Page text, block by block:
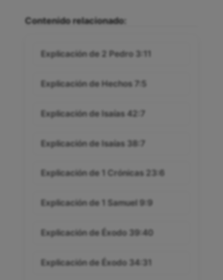
Contenido relacionado:
Explicación de 2 Pedro 3:11
Explicación de Hechos 7:5
Explicación de Isaías 42:7
Explicación de Isaías 38:7
Explicación de 1 Crónicas 23:6
Explicación de 1 Samuel 9:9
Explicación de Éxodo 39:40
Explicación de Éxodo 34:31